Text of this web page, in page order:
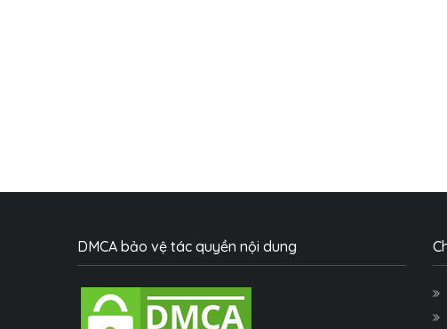
DMCA bảo vệ tác quyền nội dung